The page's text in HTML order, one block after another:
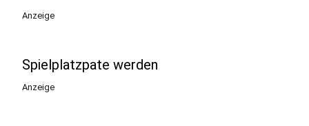
Anzeige
Spielplatzpate werden
Anzeige